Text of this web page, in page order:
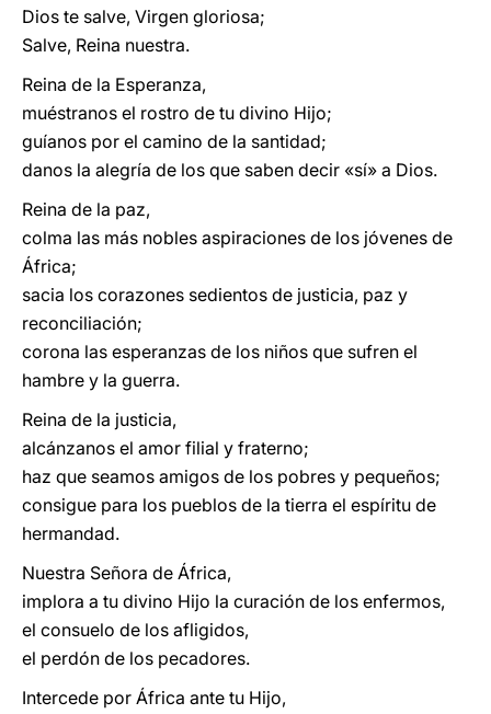
Dios te salve, Virgen gloriosa;
Salve, Reina nuestra.
Reina de la Esperanza,
muéstranos el rostro de tu divino Hijo;
guíanos por el camino de la santidad;
danos la alegría de los que saben decir «sí» a Dios.
Reina de la paz,
colma las más nobles aspiraciones de los jóvenes de
África;
sacia los corazones sedientos de justicia, paz y
reconciliación;
corona las esperanzas de los niños que sufren el
hambre y la guerra.
Reina de la justicia,
alcánzanos el amor filial y fraterno;
haz que seamos amigos de los pobres y pequeños;
consigue para los pueblos de la tierra el espíritu de
hermandad.
Nuestra Señora de África,
implora a tu divino Hijo la curación de los enfermos,
el consuelo de los afligidos,
el perdón de los pecadores.
Intercede por África ante tu Hijo,